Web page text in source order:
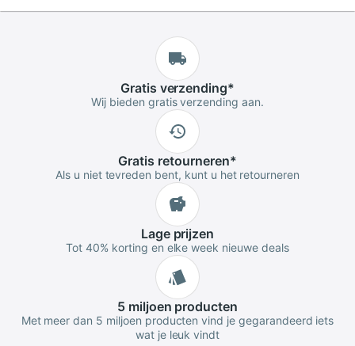
Gratis verzending*
Wij bieden gratis verzending aan.
Gratis retourneren*
Als u niet tevreden bent, kunt u het retourneren
Lageprijzen
Tot 40% korting en elke week nieuwe deals
5 miljoen producten
Met meer dan 5 miljoen producten vind je gegarandeerd iets
wat je leuk vindt